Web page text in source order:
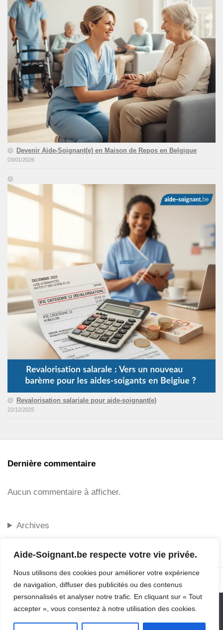
Aide-Soignant.be respecte votre vie privée.
Nous utilisons des cookies pour améliorer votre expérience
de navigation, diffuser des publicités ou des contenus
personnalisés et analyser notre trafic. En cliquant sur « Tout
accepter », vous consentez à notre utilisation des cookies.
Devenir Aide-Soignant(e) en Maison de Repos en Belgique
03/01/2026
Revalorisation salariale pour aide-soignant(e)
22/12/2025
Dernière commentaire
Aucun commentaire à afficher.
Archives
Aide-Soignant.be © 2006 - 2026 Tous droits réservés.